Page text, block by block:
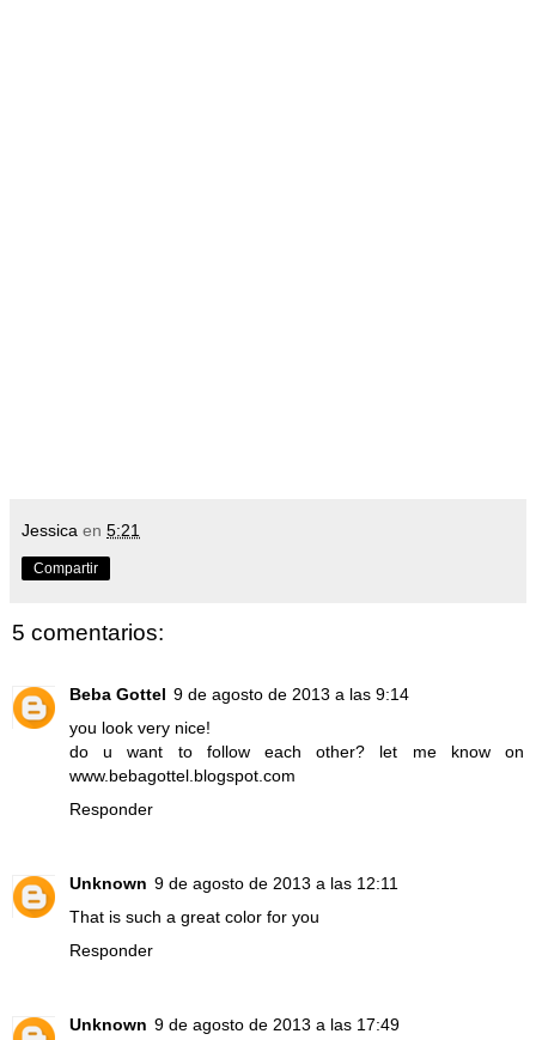
Jessica en 5:21
Compartir
5 comentarios:
Beba Gottel 9 de agosto de 2013 a las 9:14
you look very nice!
do u want to follow each other? let me know on
www.bebagottel.blogspot.com
Responder
Unknown 9 de agosto de 2013 a las 12:11
That is such a great color for you
Responder
Unknown 9 de agosto de 2013 a las 17:49